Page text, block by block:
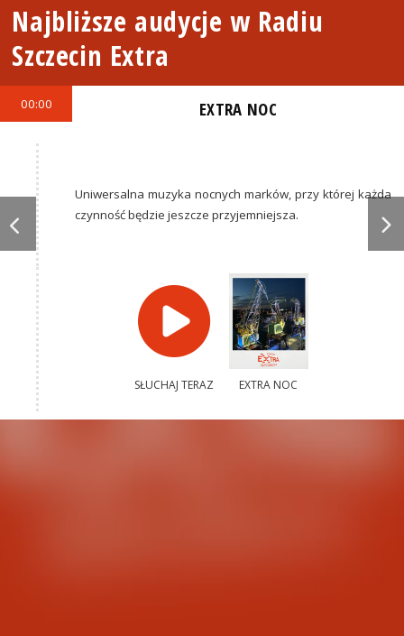
Najbliższe audycje w Radiu
Szczecin Extra
00:00 EXTRA NOC
Uniwersalna muzyka nocnych marków, przy której każda
czynność będzie jeszcze przyjemniejsza.
SŁUCHAJ TERAZ EXTRA NOC